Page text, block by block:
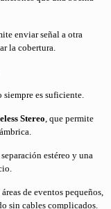
enviar señal a otra
la cobertura.
siempre es suficiente.
Stereo, que permite
estéreo y una
de eventos pequeños,
sin cables complicados.